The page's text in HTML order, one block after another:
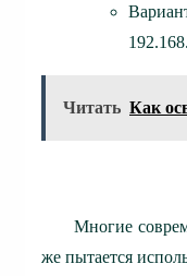
Читать Как
Многие
же пытается